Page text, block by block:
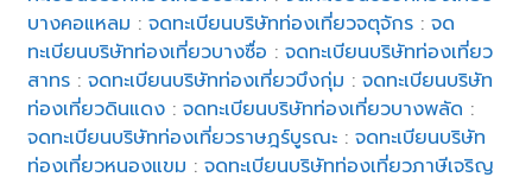
บางคอแหลม :จดทะเบียนบริษัทท่องเที่ยวจตุจักร :จด
ทะเบียนบริษัทท่องเที่ยวบางซื่อ :จดทะเบียนบริษัทท่องเที่ยว
สาทร :จดทะเบียนบริษัทท่องเที่ยวบึงกุ่ม :จดทะเบียนบริษัท
ท่องเที่ยวดินแดง :จดทะเบียนบริษัทท่องเที่ยวบางพลัด :
จดทะเบียนบริษัทท่องเที่ยวราษฎร์บูรณะ :จดทะเบียนบริษัท
ท่องเที่ยวหนองแขม :จดทะเบียนบริษัทท่องเที่ยวภาษีเจริญ